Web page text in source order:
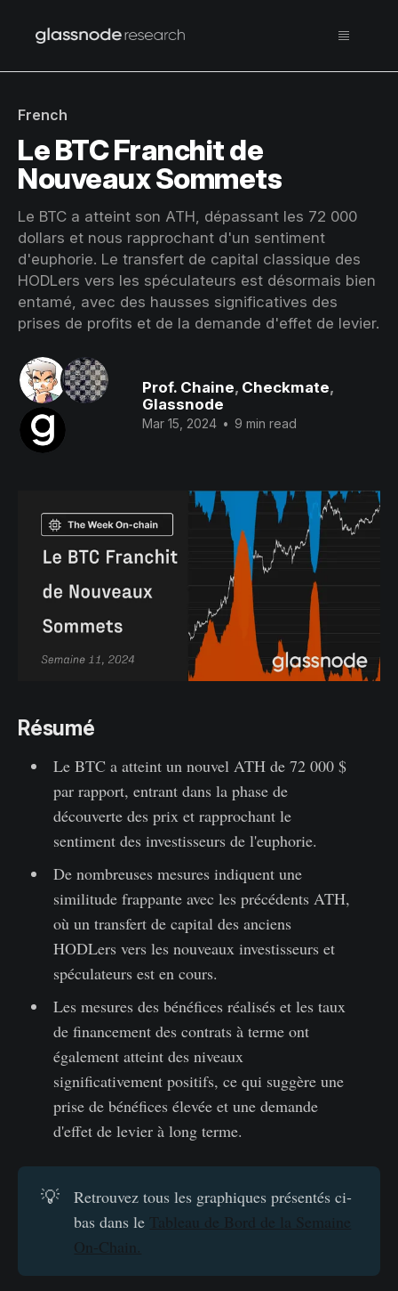
French
Le BTC Franchit de
Nouveaux Sommets
Le BTC a atteint son ATH, dépassant les 72 000
dollars et nous rapprochant d'un sentiment
d'euphorie. Le transfert de capital classique des
HODLers vers les spéculateurs est désormais bien
entamé, avec des hausses significatives des
prises de profits et de la demande d'effet de levier.
Prof. Chaine, Checkmate,
Glassnode
Mar 15, 2024 • 9 min read
Résumé
Le BTC a atteint un nouvel ATH de 72 000 $
par rapport, entrant dans la phase de
découverte des prix et rapprochant le
sentiment des investisseurs de l'euphorie.
De nombreuses mesures indiquent une
similitude frappante avec les précédents ATH,
où un transfert de capital des anciens
HODLers vers les nouveaux investisseurs et
spéculateurs est en cours.
Les mesures des bénéfices réalisés et les taux
de financement des contrats à terme ont
également atteint des niveaux
significativement positifs, ce qui suggère une
prise de bénéfices élevée et une demande
d'effet de levier à long terme.
💡
Retrouvez tous les graphiques présentés ci-
bas dans le Tableau de Bord de la Semaine
On-Chain.